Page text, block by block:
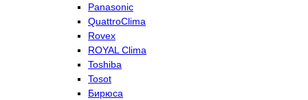
Panasonic
QuattroClima
Rovex
ROYAL Clima
Toshiba
Tosot
Бирюса